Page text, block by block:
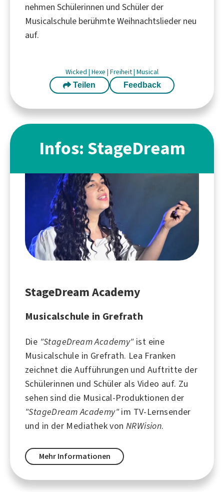
nehmen Schülerinnen und Schüler der
Musicalschule berühmte Weihnachtslieder neu
auf.
Wicked | Hexe | Freiheit| Musical
Teilen Feedback
Infos: StageDream
StageDream Academy
Musicalschule in Grefrath
Die "StageDream Academy"ist eine
Musicalschule in Grefrath. Lea Franken
zeichnet die Aufführungen und Auftritte der
Schülerinnen und Schüler als Video auf. Zu
sehen sind die Musical-Produktionen der
"StageDream Academy"im TV-Lernsender
und in der Mediathek von NRWision.
Mehr Informationen